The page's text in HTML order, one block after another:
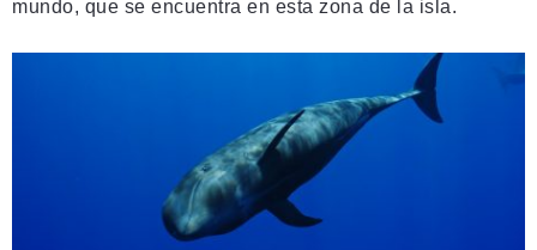
mundo, que se encuentra en esta zona de la isla.